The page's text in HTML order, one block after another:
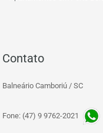
Contato
Balneário Camboriú / SC
Fone: (47) 9 9762-2021